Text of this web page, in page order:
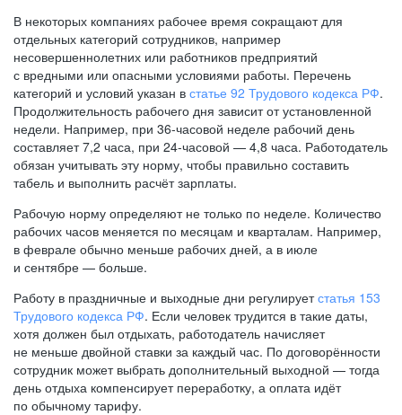
В некоторых компаниях рабочее время сокращают для
отдельных категорий сотрудников, например
несовершеннолетних или работников предприятий
с вредными или опасными условиями работы. Перечень
категорий и условий указан в статье 92 Трудового кодекса РФ.
Продолжительность рабочего дня зависит от установленной
недели. Например, при 36-часовой неделе рабочий день
составляет 7,2 часа, при 24-часовой — 4,8 часа. Работодатель
обязан учитывать эту норму, чтобы правильно составить
табель и выполнить расчёт зарплаты.
Рабочую норму определяют не только по неделе. Количество
рабочих часов меняется по месяцам и кварталам. Например,
в феврале обычно меньше рабочих дней, а в июле
и сентябре — больше.
Работу в праздничные и выходные дни регулируетстатья 153
Трудового кодекса РФ. Если человек трудится в такие даты,
хотя должен был отдыхать, работодатель начисляет
не меньше двойной ставки за каждый час. По договорённости
сотрудник может выбрать дополнительный выходной — тогда
день отдыха компенсирует переработку, а оплата идёт
по обычному тарифу.